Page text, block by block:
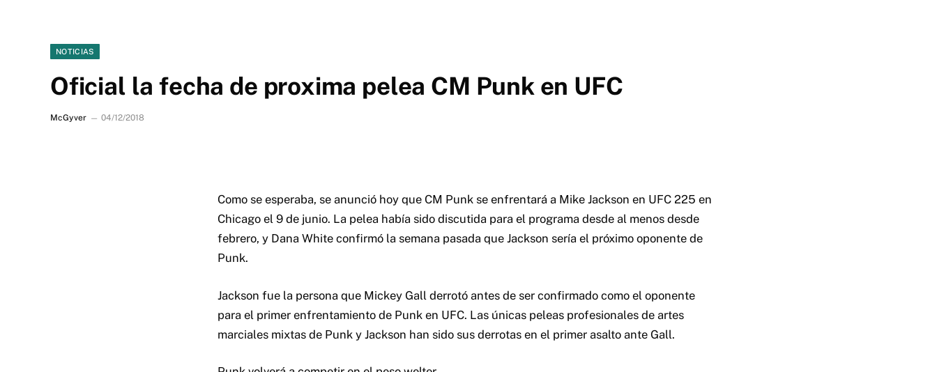
NOTICIAS
Oficial la fecha de proxima pelea CM Punk en UFC
McGyver 04/12/2018
Como se esperaba, se anunció hoy que CM Punk se enfrentará a Mike Jackson en UFC 225 en
Chicago el 9 de junio. La pelea había sido discutida para el programa desde al menos desde
febrero, y Dana White confirmó la semana pasada que Jackson sería el próximo oponente de
Punk.
Jackson fue la persona que Mickey Gall derrotó antes de ser confirmado como el oponente
para el primer enfrentamiento de Punk en UFC. Las únicas peleas profesionales de artes
marciales mixtas de Punk y Jackson han sido sus derrotas en el primer asalto ante Gall.